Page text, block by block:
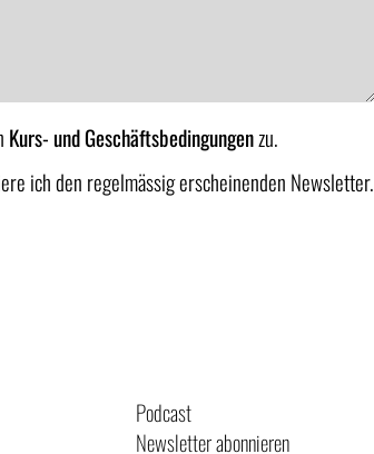
Kurs- und Geschäftsbedingungenzu.
ich den regelmässig erscheinenden Newsletter.
Podcast
Newsletter abonnieren